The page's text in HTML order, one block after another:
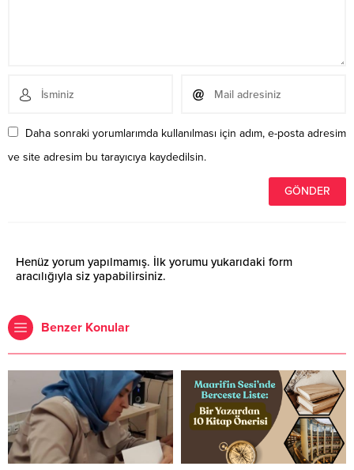
Daha sonraki yorumlarımda kullanılması için adım, e-posta adresim
ve site adresim bu tarayıcıya kaydedilsin.
Henüz yorum yapılmamış. İlk yorumu yukarıdaki form
aracılığıyla siz yapabilirsiniz.
Benzer Konular